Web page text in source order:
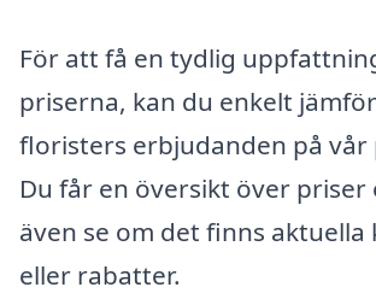
För att få en tydlig
priserna, kan du enkelt
floristers erbjudanden på
Du får en översikt över priser
även se om det finns aktuella
eller rabatter.